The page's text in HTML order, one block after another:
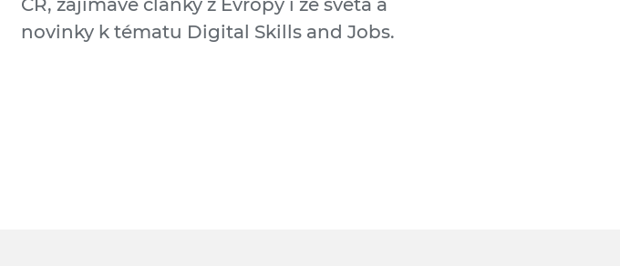
ČR, zajímavé články z Evropy i ze světa a
novinky k tématu Digital Skills and Jobs.